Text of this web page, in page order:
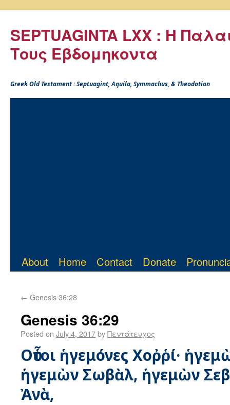
SEPTUAGINTA LXX : Η
Τους Εβδομηκοντα
Greek Old Testament : Septuagint, Aquila, Symmachus, & Theodotion
About Home Contact Donate
← Genesis 36:28
Genesis 36:29
Posted on July 4, 2017byΠεντάτευχος
Οὗτοι ἡγεμόνες Χοῤῥί·
ἡγεμὼν Σωβὰλ, ἡγεμὼν
Ἀνὰ,